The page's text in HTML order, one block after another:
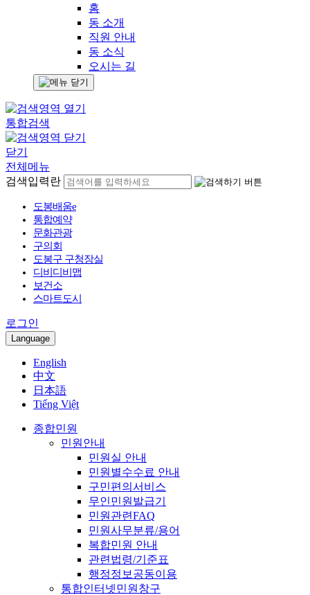
홈
동 소개
직원 안내
동 소식
오시는 길
통합검색
닫기
전체메뉴
검색입력란
도봉배움e
통합예약
문화관광
구의회
도봉구 구청장실
디비디비맵
보건소
스마트도시
로그인
Language
English
中文
日本語
Tiếng Việt
종합민원
민원안내
민원실 안내
민원별수수료 안내
구민편의서비스
무인민원발급기
민원관련FAQ
민원사무분류/용어
복합민원 안내
관련법령/기준표
행정정보공동이용
통합인터넷민원창구